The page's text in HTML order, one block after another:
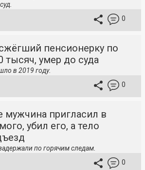
0
пенсионерку по
тысяч, умер до суда
в 2019 году.
0
мужчина пригласил в
убил его, а тело
по горячим следам.
0